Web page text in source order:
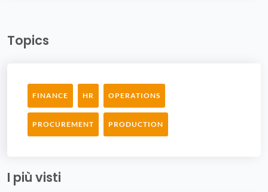
Topics
FINANCE HR OPERATIONS
PROCUREMENT PRODUCTION
I più visti